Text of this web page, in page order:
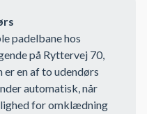
padelbane hos
på Ryttervej 70,
er en af to udendørs
automatisk, når
for omklædning